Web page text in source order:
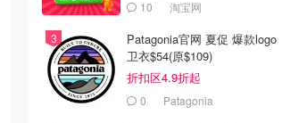
10 淘宝网
Patagonia官网 夏促 爆款logo
卫衣$54(原$109)
折扣区4.9折起
0 Patagonia